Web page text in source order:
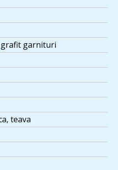
garnituri
teava